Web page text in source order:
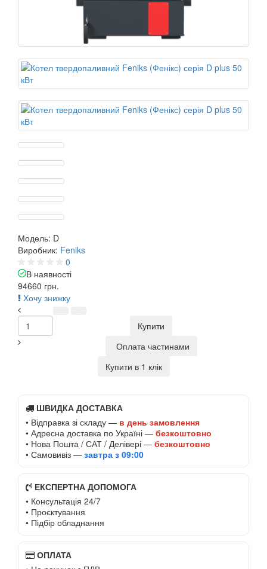
Модель: D
Виробник: Feniks
0
В наявності
94660 грн.
Хочу знижку
Купити
Оплата частинами
Купити в 1 клік
ШВИДКА ДОСТАВКА
• Відправка зі складу — в день замовлення
• Адресна доставка по Україні — безкоштовно
• Нова Пошта / САТ / Делівері — безкоштовно
• Самовивіз — завтра з 09:00
ЕКСПЕРТНА ДОПОМОГА
• Консультація 24/7
• Проєктування
• Підбір обладнання
ОПЛАТА